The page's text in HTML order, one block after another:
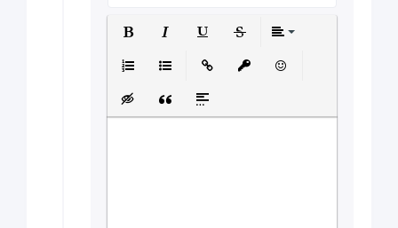
Вставка скрытого текста
Вставка цитаты
Вставка спойлера